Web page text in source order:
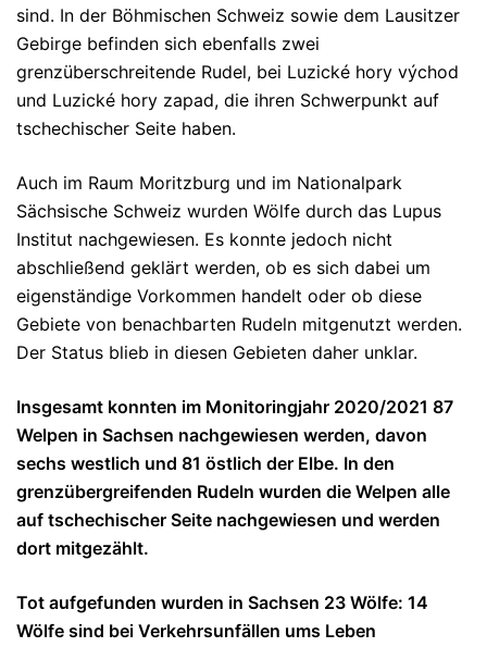
sind. In der Böhmischen Schweiz sowie dem Lausitzer
Gebirge befinden sich ebenfalls zwei
grenzüberschreitende Rudel, bei Luzické hory východ
und Luzické hory zapad, die ihren Schwerpunkt auf
tschechischer Seite haben.
Auch im Raum Moritzburg und im Nationalpark
Sächsische Schweiz wurden Wölfe durch das Lupus
Institut nachgewiesen. Es konnte jedoch nicht
abschließend geklärt werden, ob es sich dabei um
eigenständige Vorkommen handelt oder ob diese
Gebiete von benachbarten Rudeln mitgenutzt werden.
Der Status blieb in diesen Gebieten daher unklar.
Insgesamt konnten im Monitoringjahr 2020/2021 87
Welpen in Sachsen nachgewiesen werden, davon
sechs westlich und 81 östlich der Elbe. In den
grenzübergreifenden Rudeln wurden die Welpen alle
auf tschechischer Seite nachgewiesen und werden
dort mitgezählt.
Tot aufgefunden wurden in Sachsen 23 Wölfe: 14
Wölfe sind bei Verkehrsunfällen ums Leben